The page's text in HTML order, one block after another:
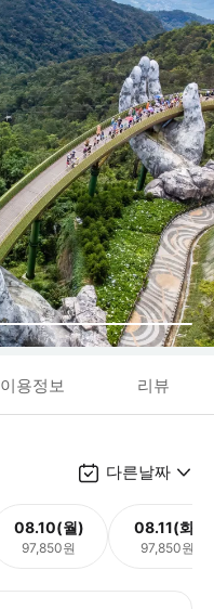
이용정보 리뷰
다른날짜
08.10(월)
97,850원
08.11(화)
97,850원